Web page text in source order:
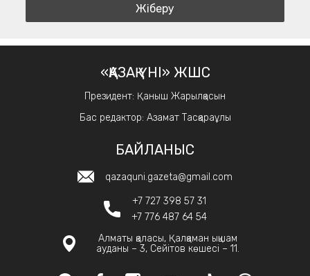
«ҚАЗАҚ ҮНІ» ЖШС
Президент: Қаныш Жарылқасын
Бас редактор: Азамат Тасқараұлы
БАЙЛАНЫС
qazaquni.gazeta@gmail.com
+7 727 398 57 31
+7 776 487 64 54
Алматы қаласы, Қалқаман ықшам
ауданы – 3, Сейітов көшесі – 11.